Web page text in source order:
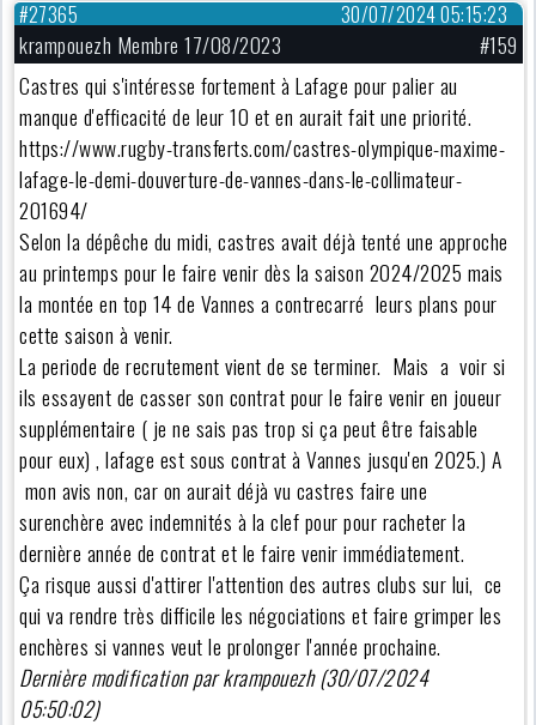
30/07/2024 05:15:23
#27365
krampouezh Membre 17/08/2023
#159
Castres qui s'intéresse fortement à Lafage pour palier au
manque d'efficacité de leur 10 et en aurait fait une priorité.
https://www.rugby-transferts.com/castres-olympique-maxime-
lafage-le-demi-douverture-de-vannes-dans-le-collimateur-
201694/
Selon la dépêche du midi, castres avait déjà tenté une approche
au printemps pour le faire venir dès la saison 2024/2025 mais
la montée en top 14 de Vannes a contrecarré leurs plans pour
cette saison à venir.
La periode de recrutement vient de se terminer. Mais a voir si
ils essayent de casser son contrat pour le faire venir en joueur
supplémentaire ( je ne sais pas trop si ça peut être faisable
pour eux) , lafage est sous contrat à Vannes jusqu'en 2025.) A
mon avis non, car on aurait déjà vu castres faire une
surenchère avec indemnités à la clef pour pour racheter la
dernière année de contrat et le faire venir immédiatement.
Ça risque aussi d'attirer l'attention des autres clubs sur lui, ce
qui va rendre très difficile les négociations et faire grimper les
enchères si vannes veut le prolonger l'année prochaine.
Dernière modification par krampouezh (30/07/2024
05:50:02)